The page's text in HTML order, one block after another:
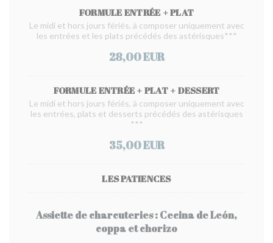
FORMULE ENTRÉE + PLAT
Le midi et hors jours fériés, à composer uniquement avec
les entrées et les plats précédés des astérisques***
28,00 EUR
FORMULE ENTRÉE + PLAT + DESSERT
Le midi et hors jours fériés, à composer uniquement avec
les entrées, plats et desserts précédés des astérisques
***
35,00 EUR
LES PATIENCES
Assiette de charcuteries : Cecina de León,
coppa et chorizo